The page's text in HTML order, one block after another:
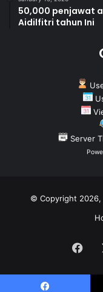
50,000 penjawat
Aidilfitri tahun Ini
Server
© Copyright